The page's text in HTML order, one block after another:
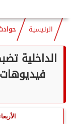
الرئيسية
الداخلية